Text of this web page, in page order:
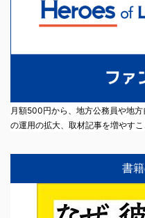
月額500円から、地方公務員や地
の運用の拡大、取材記事を増やす
書